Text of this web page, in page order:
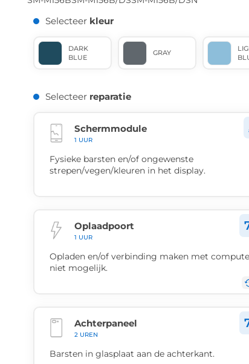
Selecteer kleur
DARK
BLUE
GRAY
Selecteer reparatie
Schermmodule
1 UUR
Fysieke barsten en/of ongewenste
strepen/vegen/kleuren in het display.
Oplaadpoort
1 UUR
Opladen en/of verbinding maken met
niet mogelijk.
Achterpaneel
2 UREN
Barsten in glasplaat aan de achterkant.